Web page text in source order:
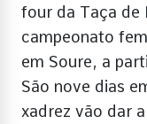
four da Taça de
campeonato
em Soure, a
São nove dias
xadrez vão dar